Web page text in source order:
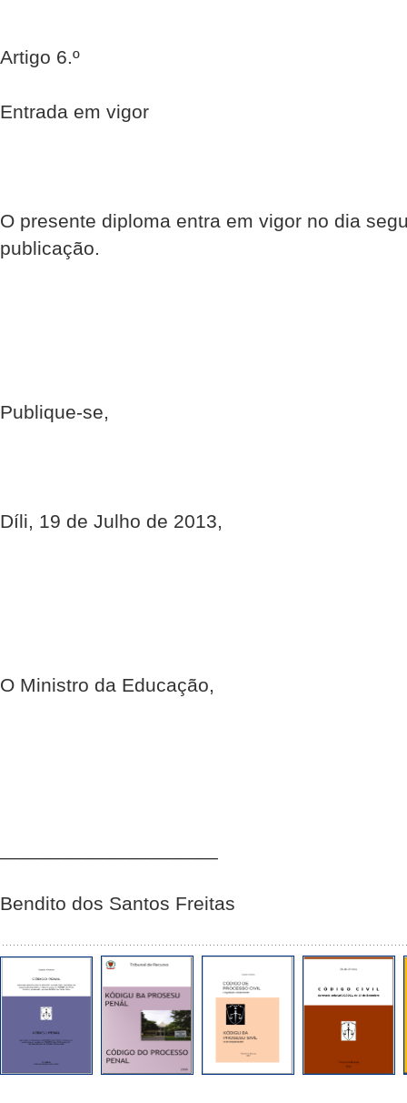
Artigo 6.º
Entrada em vigor
O presente diploma entra em vigor no dia
publicação.
Publique-se,
Díli, 19 de Julho de 2013,
O Ministro da Educação,
Bendito dos Santos Freitas